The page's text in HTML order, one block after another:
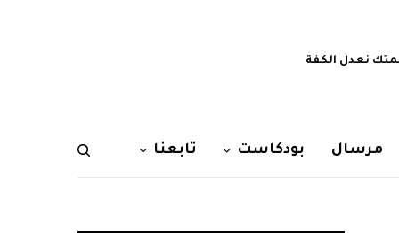
نعدل الكفة
مرسال بودكاست تابعنا